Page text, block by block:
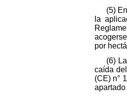
(5)
la
por
(6)
caída
(CE) n°